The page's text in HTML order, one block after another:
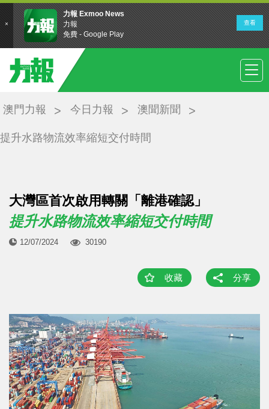
澳門力報 今日力報 澳聞新聞
提升水路物流效率縮短交付時間
大灣區首次啟用轉關「離港確認」
提升水路物流效率縮短交付時間
12/07/2024 30190
收藏 分享